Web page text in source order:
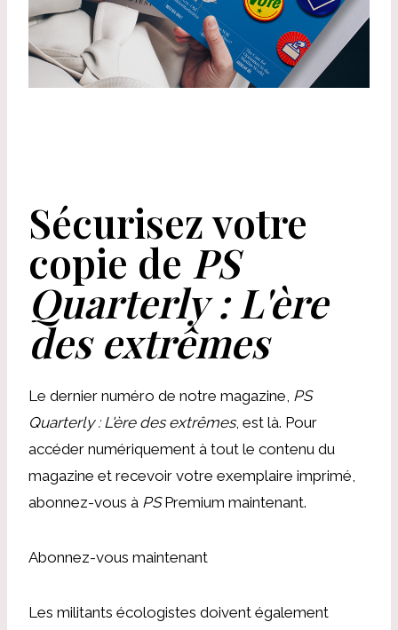
Sécurisez votre
copie de PS
Quarterly : L'ère
des extrêmes
Le dernier numéro de notre magazine, PS
Quarterly : L'ère des extrêmes, est là. Pour
accéder numériquement à tout le contenu du
magazine et recevoir votre exemplaire imprimé,
abonnez-vous à PSPremium maintenant.
Abonnez-vous maintenant
Les militants écologistes doivent également